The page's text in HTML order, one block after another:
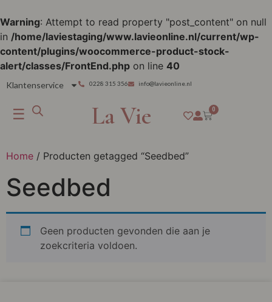
Warning: Attempt to read property "post_content" on null
in /home/laviestaging/www.lavieonline.nl/current/wp-
content/plugins/woocommerce-product-stock-
alert/classes/FrontEnd.php on line 40
Klantenservice 0228 315 356 info@lavieonline.nl
☰ La Vie 0
Home / Producten getagged “Seedbed”
Seedbed
Geen producten gevonden die aan je
zoekcriteria voldoen.